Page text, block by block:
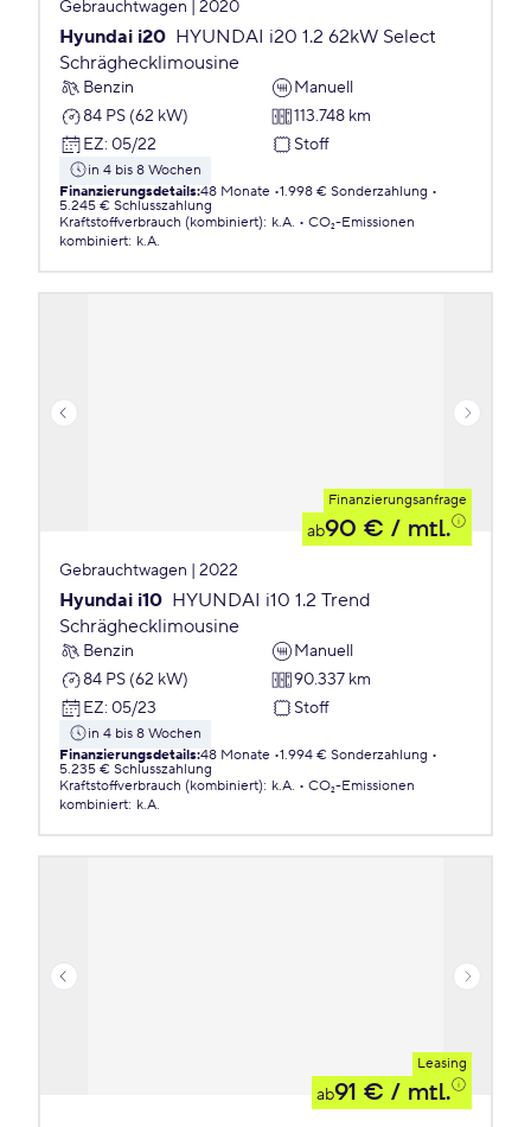
Gebrauchtwagen | 2020
Hyundai i20 HYUNDAI i20 1.2 62kW Select
Schräghecklimousine
Benzin
Manuell
84 PS (62 kW)
113.748 km
EZ: 05/22 Stoff
in 4 bis 8 Wochen
Finanzierungsdetails:48 Monate 1.998 € Sonderzahlung
5.245 € Schlusszahlung
Kraftstoffverbrauch (kombiniert): k.A.
CO₂-Emissionen
kombiniert: k.A.
Finanzierungsanfrage
ab90 € / mtl.
Gebrauchtwagen | 2022
Hyundai i10 HYUNDAI i10 1.2 Trend
Schräghecklimousine
Benzin
Manuell
84 PS (62 kW)
90.337 km
EZ: 05/23 Stoff
in 4 bis 8 Wochen
Finanzierungsdetails:48 Monate 1.994 € Sonderzahlung
5.235 € Schlusszahlung
Kraftstoffverbrauch (kombiniert): k.A.
CO₂-Emissionen
kombiniert: k.A.
Leasing
ab91 € / mtl.